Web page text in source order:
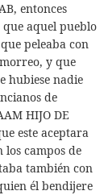
entonces
que aquel pueblo
peleaba con
y que
hubiese nadie
de
HIJO DE
este aceptara
los campos de
también con
él bendijere